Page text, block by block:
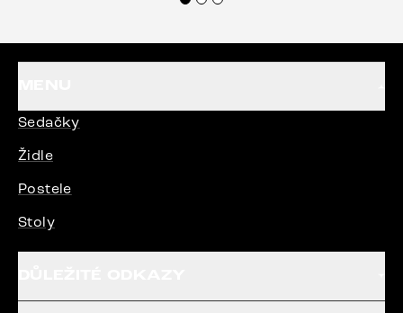
Sedačky
Židle
Postele
Stoly